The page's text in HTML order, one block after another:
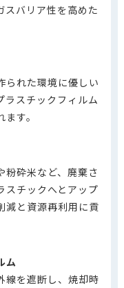
スバリア性を高めた
られた環境に優しい
ラスチックフィルム
す。
粉砕米など、廃棄さ
スチックへとアップ
減と資源再利用に貢
ム
線を遮断し、焼却時